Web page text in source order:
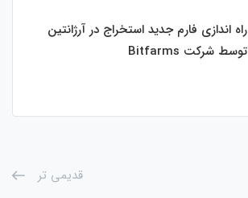
راه اندازی فارم جدید استخراج در آرژانتین
توسط شرکت Bitfarms
قدیمی تر